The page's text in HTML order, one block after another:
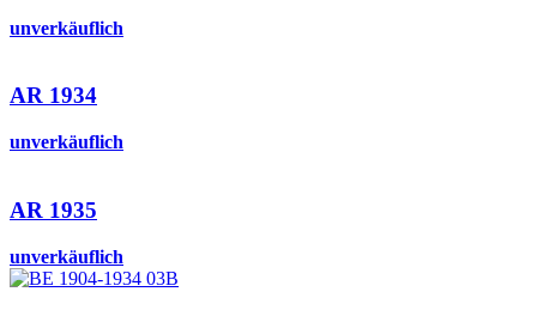
unverkäuflich
AR 1934
unverkäuflich
AR 1935
unverkäuflich